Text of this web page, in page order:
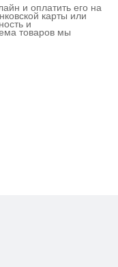
и оплатить его на
карты или
и
товаров мы